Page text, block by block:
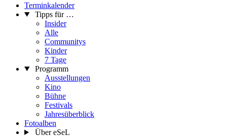
Terminkalender
Tipps für …
Insider
Alle
Communitys
Kinder
7 Tage
Programm
Ausstellungen
Kino
Bühne
Festivals
Jahresüberblick
Fotoalben
Über eSeL